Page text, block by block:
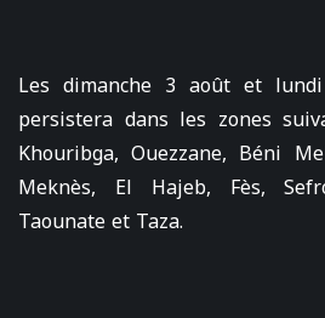
Les dimanche 3 août et
persistera dans les zones
Khouribga, Ouezzane, Béni
Meknès, El Hajeb, Fès,
Taounate et Taza.